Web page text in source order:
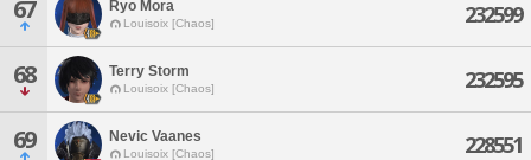
67 Ryo Mora
Louisoix [Chaos] 232599
68 Terry Storm
Louisoix [Chaos] 232595
69 Nevic Vaanes
Louisoix [Chaos] 228551